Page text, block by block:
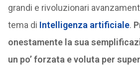
grandi e rivoluzionari
tema di Intelligenza artificiale.
onestamente la sua
un po’ forzata e voluta per